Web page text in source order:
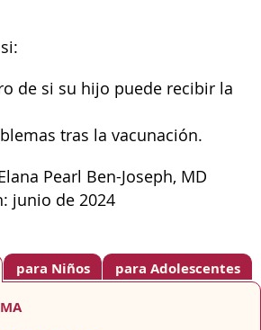
de si su hijo puede recibir la
tras la vacunación.
Pearl Ben-Joseph, MD
junio de 2024
para Adolescentes
para Niños